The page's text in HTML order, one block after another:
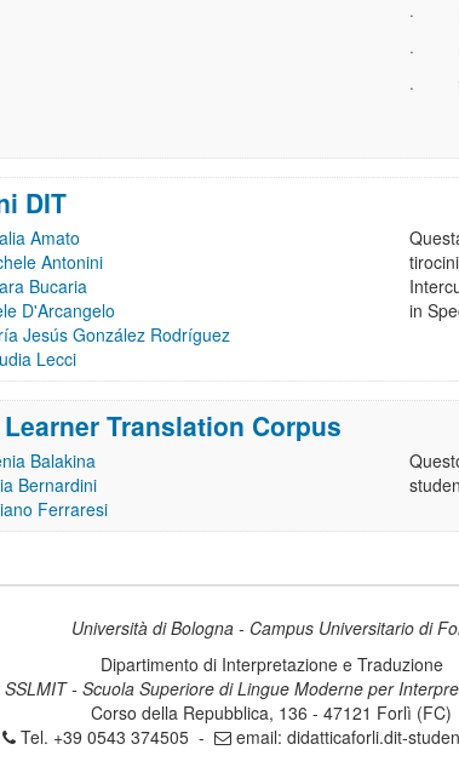
·
·
·
DIT
in
Amato
Antonini
Bucaria
D'Arcangelo
Jesús González Rodríguez
Lecci
Learner Translation Corpus
Balakina
Bernardini
Ferraresi
Università di Bologna - Campus Universitario di
Dipartimento di Interpretazione e Traduzione
SSLMIT - Scuola Superiore di Lingue Moderne per
Corso della Repubblica, 136 - 47121 Forlì (FC)
Tel. +39 0543 374505 -
email: didatticaforli.dit-